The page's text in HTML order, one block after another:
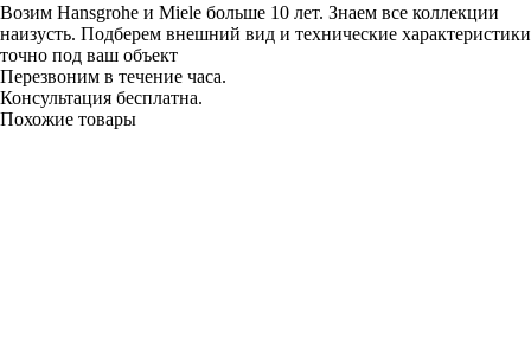
Возим Hansgrohe и Miele больше 10 лет. Знаем все коллекции
наизусть. Подберем внешний вид и технические характеристики
точно под ваш объект
Перезвоним в течение часа.
Консультация бесплатна.
Похожие товары